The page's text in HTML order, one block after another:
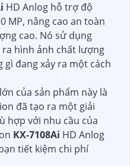
HD Anlog hỗ trợ độ
MP, nâng cao an toàn
cao. Nó sử dụng
hình ảnh chất lượng
đang xảy ra một cách
của sản phẩm này là
đã tạo ra một giải
hợp với nhu cầu của
KX-7108Ai HD Anlog
tiết kiệm chi phí